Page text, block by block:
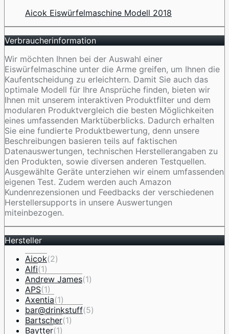
Aicok Eiswürfelmaschine Modell 2018
Verbraucherinformation
Wir möchten Ihnen bei der Auswahl einer
Eiswürfelmaschine unter die Arme greifen, um Ihnen die
Kaufentscheidung zu erleichtern. Damit Sie auch das
optimale Modell für Ihre Ansprüche finden, bieten wir
Ihnen mit unserem interaktiven Produktfilter und dem
modularen Produktvergleich die besten Möglichkeiten
eines umfassenden Marktüberblicks. Dadurch erhalten
Sie eine fundierte Produktbewertung, denn unsere
Beschreibungen basieren teils auf faktischen
Datenauswertungen, technischen Herstellerangaben zu
den Produkten, sowie diversen anderen Testquellen.
Ausgewählte Geräte unterziehen wir einem umfassenden
eigenen Test. Zudem werden auch Amazon
Kundenrezensionen und Feedbacks der verschiedenen
Herstellersupports in unsere Auswertungen
miteinbezogen.
Hersteller
Aicok(2)
Alfi(1)
Andrew James(1)
APS(1)
Axentia(1)
bar@drinkstuff(5)
Bartscher(1)
Baytter(1)